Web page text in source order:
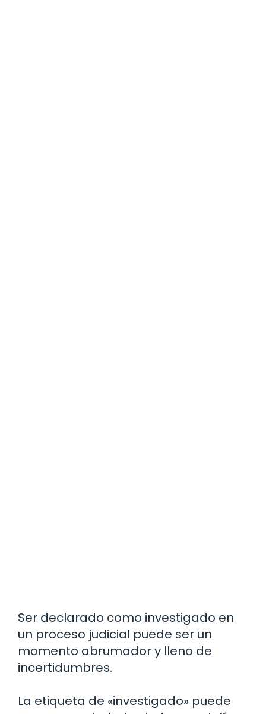
Ser declarado como investigado en
un proceso judicial puede ser un
momento abrumador y lleno de
incertidumbres.
La etiqueta de «investigado» puede